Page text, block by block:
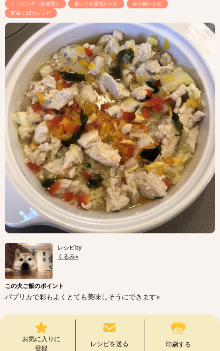
トッピング（未使用） 食いつき重視レシピ
余り物レシピ
簡単！15分レシピ
レシピby
くるみ⭐︎
この犬ご飯のポイント
パプリカで彩もよくとても美味しそうにできます⭐︎
お気に入りに
登録
レシピを送る 印刷する